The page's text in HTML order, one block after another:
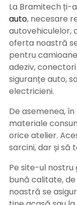
La Bramitech ți-
auto, necesare
autovehiculelor,
oferta noastră
pentru
adeziv,
siguranțe auto,
electricieni.
De asemenea,
materiale
orice atelier.
sarcini, dar și să
Pe site-ul nostru
bună calitate,
noastră se